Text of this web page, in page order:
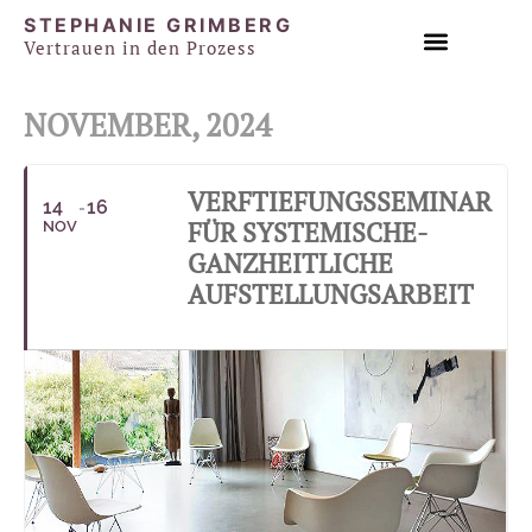
STEPHANIE GRIMBERG
Vertrauen in den Prozess
NOVEMBER, 2024
14
NOV
16
VERFTIEFUNGSSEMINAR
FÜR SYSTEMISCHE-
GANZHEITLICHE
AUFSTELLUNGSARBEIT